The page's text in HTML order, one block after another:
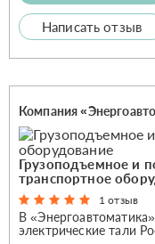
Написать отзыв
Компания
Грузоподъемное и
транспортное
1 отзыв
В
электрические тали